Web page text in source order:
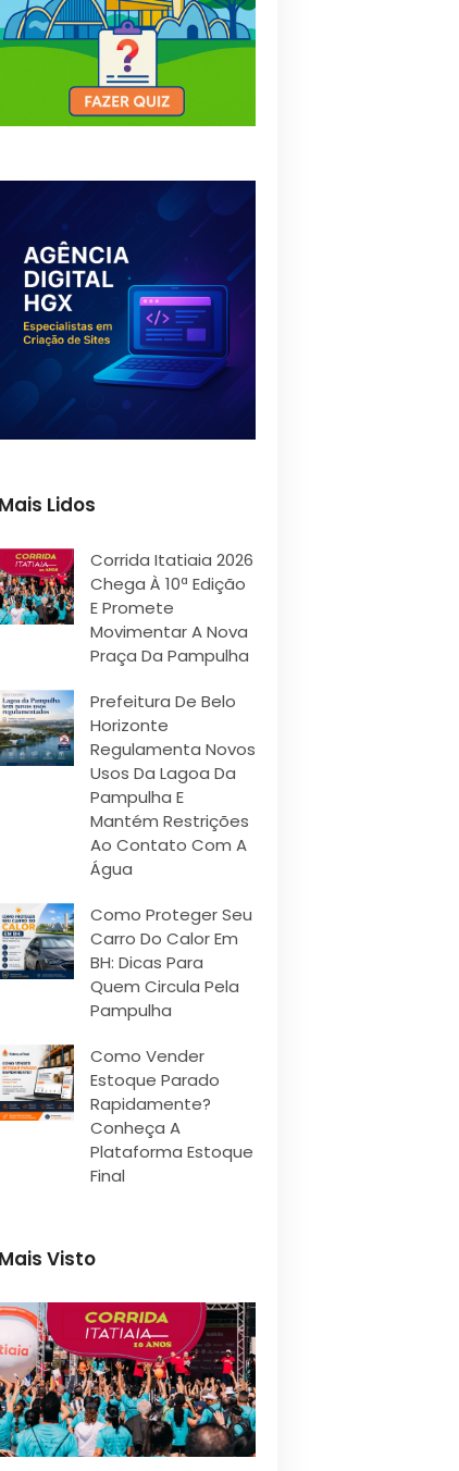
Mais Lidos
Corrida Itatiaia 2026
Chega À 10ª Edição
E Promete
Movimentar A Nova
Praça Da Pampulha
Prefeitura De Belo
Horizonte
Regulamenta Novos
Usos Da Lagoa Da
Pampulha E
Mantém Restrições
Ao Contato Com A
Água
Como Proteger Seu
Carro Do Calor Em
BH: Dicas Para
Quem Circula Pela
Pampulha
Como Vender
Estoque Parado
Rapidamente?
Conheça A
Plataforma Estoque
Final
Mais Visto